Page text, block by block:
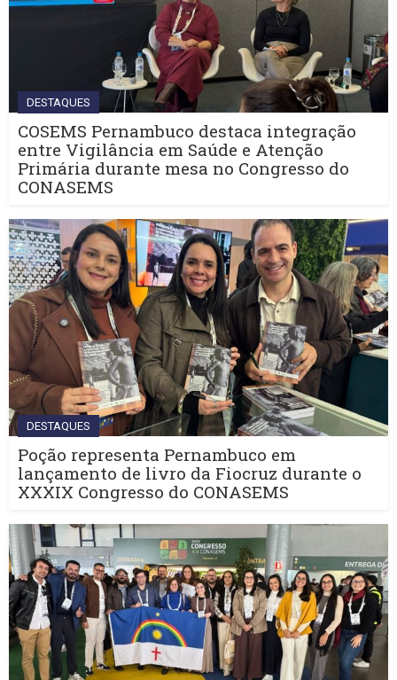
DESTAQUES
COSEMS Pernambuco destaca integração
entre Vigilância em Saúde e Atenção
Primária durante mesa no Congresso do
CONASEMS
DESTAQUES
Poção representa Pernambuco em
lançamento de livro da Fiocruz durante o
XXXIX Congresso do CONASEMS